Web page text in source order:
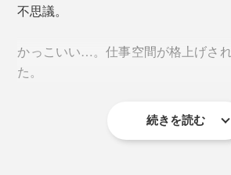
不思議。
かっこいい…。仕事空間が格上げさ
た。
なぜかデスクの上をキレイにしたく
続きを読む